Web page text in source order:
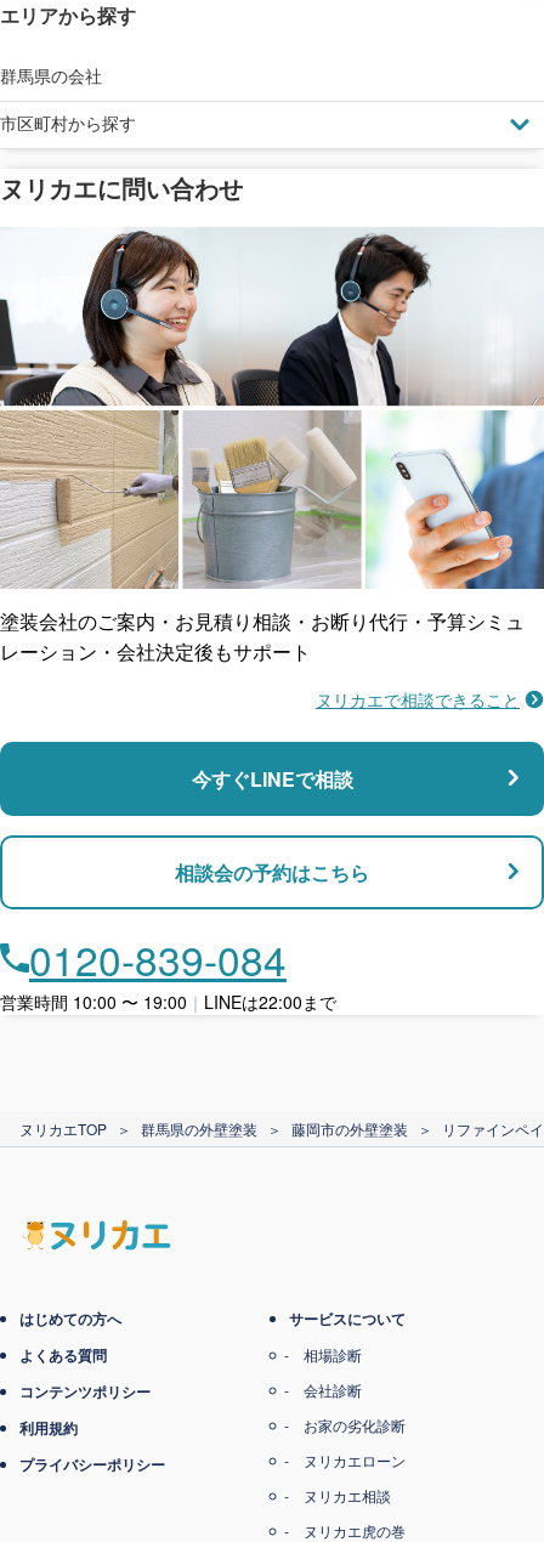
塗料の​品質を​保証
メーカー保証
工事保険
ご近所トラブルに
賠償保険
支払い対応
ローン利用
カード支払い
見えにくい屋根も安心
ドローン診断
省エネ効果
断熱・遮熱塗料対応
雨漏り修繕
防水工事
マンション・アパート対応
店舗・事務所対応
エリアから探す
群馬県の会社
市区町村から探す
ヌリカエに問い合わせ
塗装会社のご案内・お見積り相談・お断り代行・予算シミュ
レーション・会社決定後もサポート
ヌリカエで相談できること
今すぐLINEで相談
相談会の予約はこちら
0120-839-084
営業時間 10:00 〜 19:00 ｜ LINEは22:00まで
ヌリカエTOP ＞ 群馬県の外壁塗装 ＞ 藤岡市の外壁塗装 ＞ リファインペ
はじめての方へ
よくある質問
コンテンツポリシー
利用規約
プライバシーポリシー
サービスについて
相場診断
会社診断
お家の劣化診断
ヌリカエローン
ヌリカエ相談
ヌリカエ虎の巻